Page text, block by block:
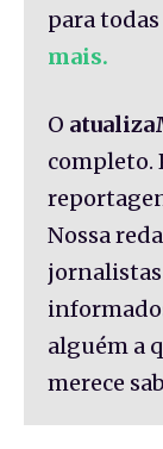
para todas
mais.
O
completo.
Nossa
alguém a
merece